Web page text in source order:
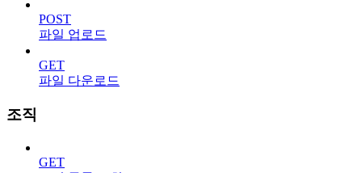
POST
파일 업로드
GET
파일 다운로드
조직
GET